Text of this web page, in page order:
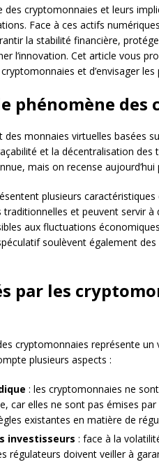
des cryptomonnaies et leurs
Face à ces actifs
la stabilité financière,
l’innovation. Cet article vous
et d’envisager les
phénomène des
monnaies virtuelles basées
et la décentralisation
mais on recense
plusieurs
et peuvent servir à
aux fluctuations
soulèvent également
par les
cryptomonnaies représente
plusieurs aspects :
: les cryptomonnaies ne
car elles ne sont pas émises
existantes en matière de
investisseurs : face à la
régulateurs doivent veiller à